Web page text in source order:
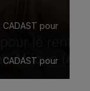
pour
pour